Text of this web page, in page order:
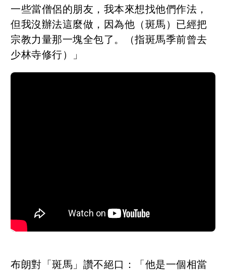
一些當僧侶的朋友，我本來想找他們作法，
但我沒辦法這麼做，因為他（斑馬）已經把
宗教力量那一塊全包了。（指斑馬季前曾去
少林寺修行）」
布朗對「斑馬」讚不絕口：「他是一個相當